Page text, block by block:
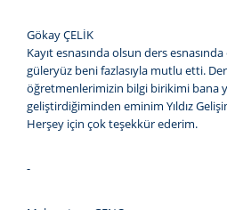
Gökay ÇELİK
Kayıt esnasında olsun ders
güleryüz beni fazlasıyla mutlu etti.
öğretmenlerimizin bilgi birikimi bana
geliştirdiğiminden eminim Yıldız
Herşey için çok teşekkür ederim.
-